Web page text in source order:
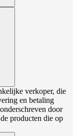
verkoper, die
en betaling
door
producten die op